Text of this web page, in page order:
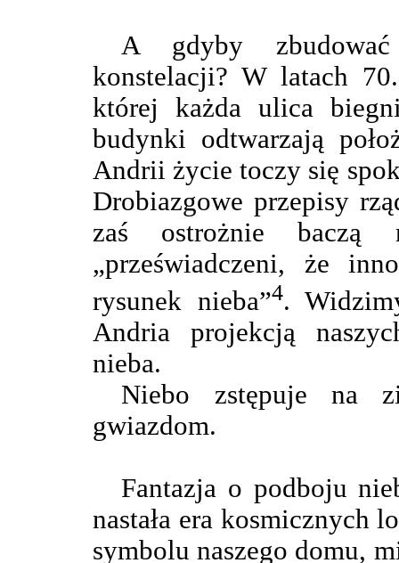
A gdyby
konstelacji? W latach
której każda ulica
budynki odtwarzają
Andrii życie toczy się
Drobiazgowe przepisy
zaś ostrożnie baczą
„przeświadczeni, że
rysunek nieba”4.
Andria projekcją
nieba.
Niebo zstępuje na
gwiazdom.
Fantazja o podboju
nastała era kosmicznych
symbolu naszego domu,